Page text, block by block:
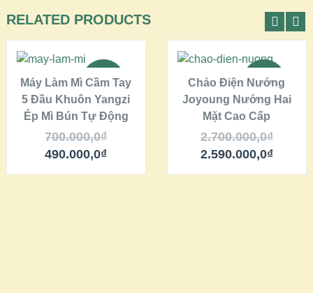
RELATED PRODUCTS
SALE!
QUICK LOOK
VIEW DETAILS
THÊM VÀO GIỎ
HÀNG
Máy Làm Mì Cầm Tay
5 Đầu Khuôn Yangzi
Ép Mì Bún Tự Động
700.000,0₫
490.000,0₫
SALE!
QUICK LOOK
VIEW DETAILS
THÊM VÀO GIỎ
HÀNG
Chảo Điện Nướng
Joyoung Nướng Hai
Mặt Cao Cấp
2.700.000,0₫
2.590.000,0₫